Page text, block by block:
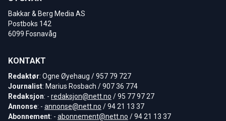
Bakkar & Berg Media AS
Postboks 142
6099 Fosnavåg
KONTAKT
Redaktør: Ogne Øyehaug / 957 79 727
Journalist: Marius Rosbach / 907 36 774
Redaksjon: - redaksjon@nett.no / 95 77 97 27
Annonse: - annonse@nett.no / 94 21 13 37
Abonnement: - abonnement@nett.no / 94 21 13 37